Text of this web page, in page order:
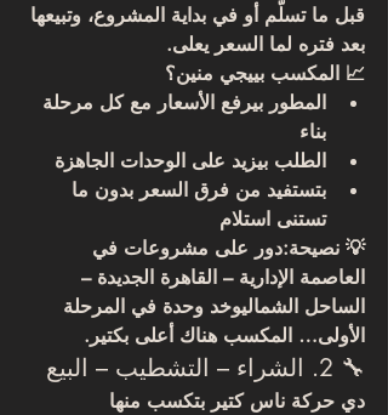
قبل ما تسلّم أو في بداية المشروع، وتبيعها
بعد فتره لما السعر يعلى.
📈 المكسب بييجي منين؟
المطور بيرفع الأسعار مع كل مرحلة
بناء
الطلب بيزيد على الوحدات الجاهزة
بتستفيد من فرق السعر بدون ما
تستنى استلام
💡 نصيحة:دور على مشروعات في
العاصمة الإدارية – القاهرة الجديدة –
الساحل الشماليوخد وحدة في المرحلة
الأولى… المكسب هناك أعلى بكتير.
🔧 2. الشراء – التشطيب – البيع
دي حركة ناس كتير بتكسب منها